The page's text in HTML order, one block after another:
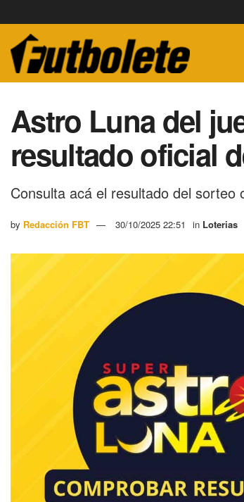
Astro Luna del
resultado oficial
Consulta acá el resultado del
by Redacción FBT 30/10/2025 22:51 in Loterias